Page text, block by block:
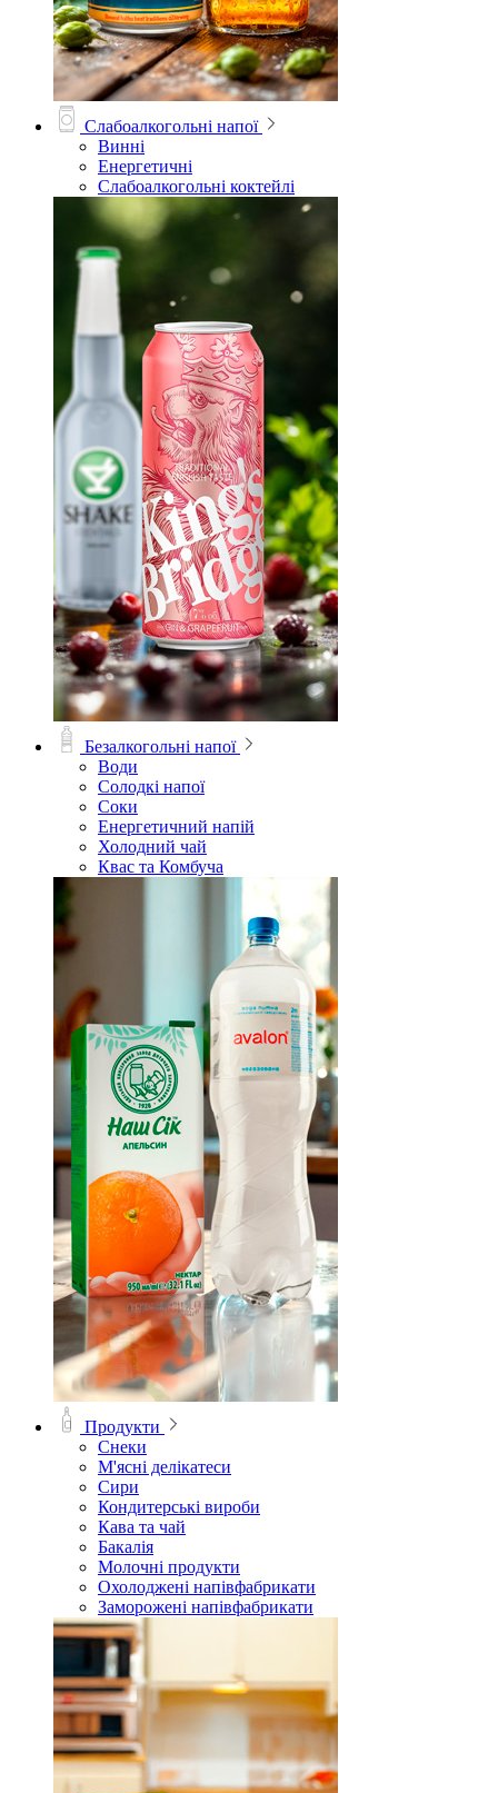
Слабоалкогольні напої
Винні
Енергетичні
Слабоалкогольні коктейлі
Безалкогольні напої
Води
Солодкі напої
Соки
Енергетичний напій
Холодний чай
Квас та Комбуча
Продукти
Снеки
М'ясні делікатеси
Сири
Кондитерські вироби
Кава та чай
Бакалія
Молочні продукти
Охолоджені напівфабрикати
Заморожені напівфабрикати